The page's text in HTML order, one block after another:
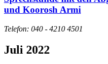
und Koorosh Armi
Telefon: 040 - 4210 4501
Juli 2022